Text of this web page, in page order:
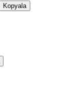
Kopyala